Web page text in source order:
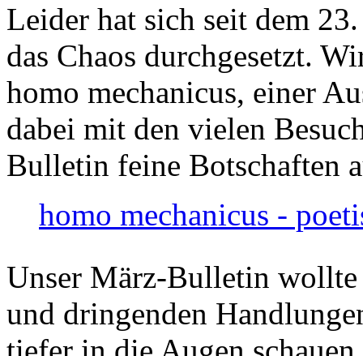
Leider hat sich seit dem
das Chaos durchgesetzt.
homo mechanicus, einer
dabei mit den vielen
Bulletin feine Botschaften
homo mechanicus -
Unser März-Bulletin
und dringenden